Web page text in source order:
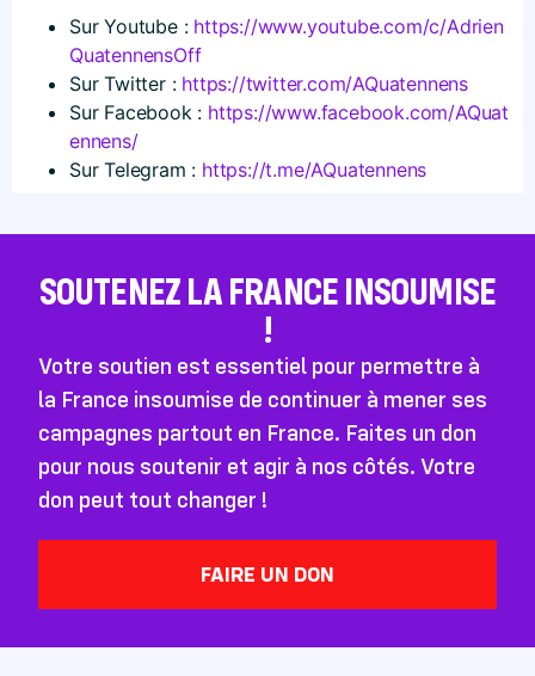
Sur Youtube : https://​www​.youtube​.com/​c​/​A​d​r​i​e​n​
Q​u​a​t​e​n​n​e​n​s​Off
Sur Twitter : https://​twitter​.com/​A​Q​u​a​t​e​n​n​ens
Sur Facebook : https://​www​.facebook​.com/​A​Q​u​a​t​
e​n​n​e​ns/
Sur Telegram : https://t.me/AQuatennens
SOUTENEZ LA FRANCE INSOUMISE
!
Votre soutien est essentiel pour permettre à
la France insoumise de continuer à mener ses
campagnes partout en France. Faites un don
pour nous soutenir et agir à nos côtés. Votre
don peut tout changer !
FAIRE UN DON